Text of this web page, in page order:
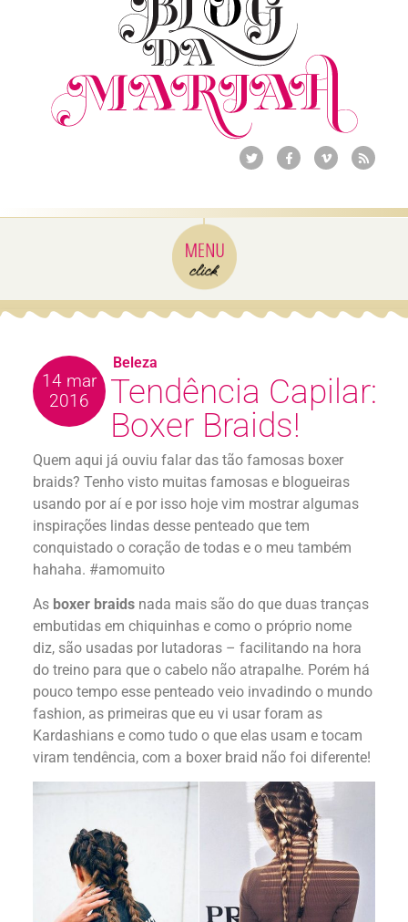
14 mar
2016
Tendência Capilar:
Boxer Braids!
Quem aqui já ouviu falar das tão famosas boxer
braids? Tenho visto muitas famosas e blogueiras
usando por aí e por isso hoje vim mostrar algumas
inspirações lindas desse penteado que tem
conquistado o coração de todas e o meu também
hahaha. #amomuito
As boxer braids nada mais são do que duas tranças
embutidas em chiquinhas e como o próprio nome
diz, são usadas por lutadoras – facilitando na hora
do treino para que o cabelo não atrapalhe. Porém há
pouco tempo esse penteado veio invadindo o mundo
fashion, as primeiras que eu vi usar foram as
Kardashians e como tudo o que elas usam e tocam
viram tendência, com a boxer braid não foi diferente!
Beleza